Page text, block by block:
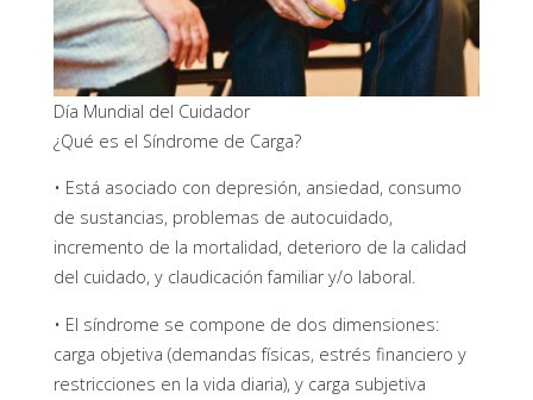
Día Mundial del Cuidador
¿Qué es el Síndrome de Carga?
• Está asociado con depresión, ansiedad, consumo
de sustancias, problemas de autocuidado,
incremento de la mortalidad, deterioro de la calidad
del cuidado, y claudicación familiar y/o laboral.
• El síndrome se compone de dos dimensiones:
carga objetiva (demandas físicas, estrés financiero y
restricciones en la vida diaria), y carga subjetiva